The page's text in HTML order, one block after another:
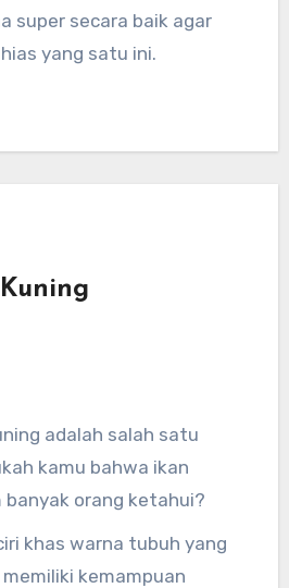
super secara baik agar
yang satu ini.
adalah salah satu
kamu bahwa ikan
orang ketahui?
khas warna tubuh yang
kemampuan